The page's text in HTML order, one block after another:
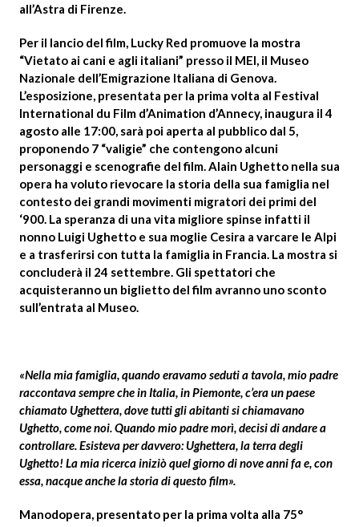
all’Astra di Firenze.
Per il lancio del film, Lucky Red promuove la mostra
“Vietato ai cani e agli italiani” presso il MEI, il Museo
Nazionale dell’Emigrazione Italiana di Genova.
L’esposizione, presentata per la prima volta al Festival
International du Film d’Animation d’Annecy, inaugura il 4
agosto alle 17:00, sarà poi aperta al pubblico dal 5,
proponendo 7 “valigie” che contengono alcuni
personaggi e scenografie del film. Alain Ughetto nella sua
opera ha voluto rievocare la storia della sua famiglia nel
contesto dei grandi movimenti migratori dei primi del
‘900. La speranza di una vita migliore spinse infatti il
nonno Luigi Ughetto e sua moglie Cesira a varcare le Alpi
e a trasferirsi con tutta la famiglia in Francia. La mostra si
concluderà il 24 settembre. Gli spettatori che
acquisteranno un biglietto del film avranno uno sconto
sull’entrata al Museo.
«Nella mia famiglia, quando eravamo seduti a tavola, mio padre
raccontava sempre che in Italia, in Piemonte, c’era un paese
chiamato Ughettera, dove tutti gli abitanti si chiamavano
Ughetto, come noi. Quando mio padre morì, decisi di andare a
controllare. Esisteva per davvero: Ughettera, la terra degli
Ughetto! La mia ricerca iniziò quel giorno di nove anni fa e, con
essa, nacque anche la storia di questo film».
Manodopera, presentato per la prima volta alla 75°